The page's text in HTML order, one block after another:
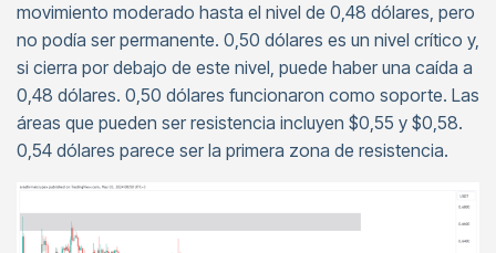
movimiento moderado hasta el nivel de 0,48 dólares, pero
no podía ser permanente. 0,50 dólares es un nivel crítico y,
si cierra por debajo de este nivel, puede haber una caída a
0,48 dólares. 0,50 dólares funcionaron como soporte. Las
áreas que pueden ser resistencia incluyen $0,55 y $0,58.
0,54 dólares parece ser la primera zona de resistencia.